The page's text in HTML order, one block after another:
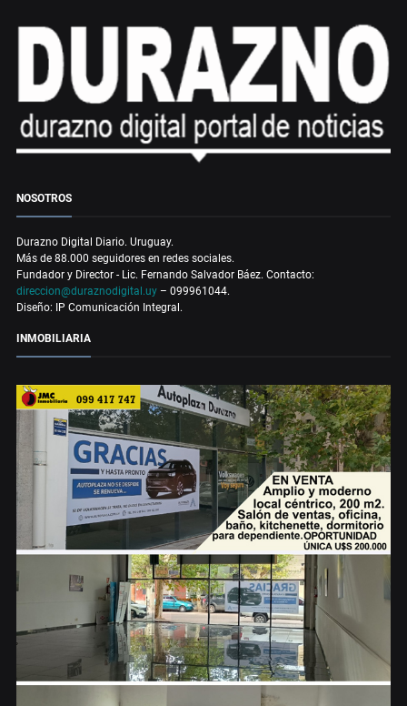
NOSOTROS
Durazno Digital Diario. Uruguay.
Más de 88.000 seguidores en redes sociales.
Fundador y Director - Lic. Fernando Salvador Báez. Contacto:
direccion@duraznodigital.uy – 099961044.
Diseño: IP Comunicación Integral.
INMOBILIARIA